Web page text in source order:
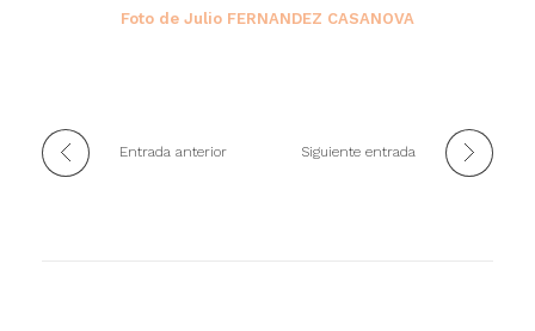
Foto de Julio FERNANDEZ CASANOVA
Entrada anterior Siguiente entrada